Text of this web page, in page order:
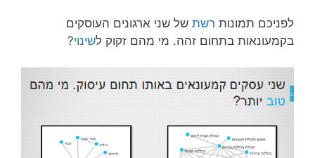
לפניכם תמונות רשת של שני ארגונים העוסקים
בקמעונאות בתחום זהה. מי מהם זקוק לשינוי?